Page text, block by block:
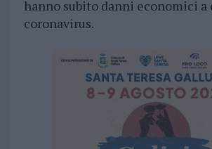
hanno subito danni economici a
coronavirus.